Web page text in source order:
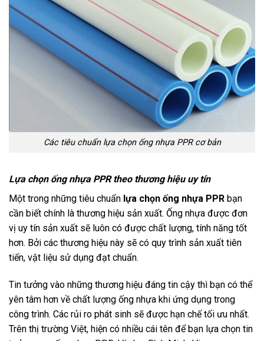
Các tiêu chuẩn lựa chọn ống nhựa PPR cơ bản
Lựa chọn ống nhựa PPR theo thương hiệu uy tín
Một trong những tiêu chuẩn lựa chọn ống nhựa PPR bạn
cần biết chính là thương hiệu sản xuất. Ống nhựa được đơn
vị uy tín sản xuất sẽ luôn có được chất lượng, tính năng tốt
hơn. Bởi các thương hiệu này sẽ có quy trình sản xuất tiên
tiến, vật liệu sử dụng đạt chuẩn.
Tin tưởng vào những thương hiệu đáng tin cậy thì bạn có thể
yên tâm hơn về chất lượng ống nhựa khi ứng dụng trong
công trình. Các rủi ro phát sinh sẽ được hạn chế tối ưu nhất.
Trên thị trường Việt, hiện có nhiều cái tên để bạn lựa chọn tin